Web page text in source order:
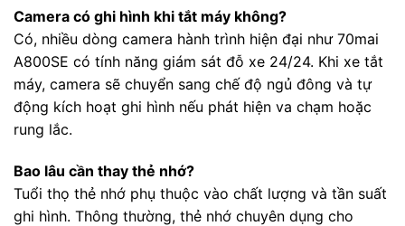
Camera có ghi hình khi tắt máy không?
Có, nhiều dòng camera hành trình hiện đại như 70mai
A800SE có tính năng giám sát đỗ xe 24/24. Khi xe tắt
máy, camera sẽ chuyển sang chế độ ngủ đông và tự
động kích hoạt ghi hình nếu phát hiện va chạm hoặc
rung lắc.
Bao lâu cần thay thẻ nhớ?
Tuổi thọ thẻ nhớ phụ thuộc vào chất lượng và tần suất
ghi hình. Thông thường, thẻ nhớ chuyên dụng cho